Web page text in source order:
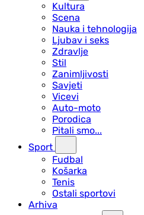
Kultura
Scena
Nauka i tehnologija
Ljubav i seks
Zdravlje
Stil
Zanimljivosti
Savjeti
Vicevi
Auto-moto
Porodica
Pitali smo...
Sport
Fudbal
Košarka
Tenis
Ostali sportovi
Arhiva